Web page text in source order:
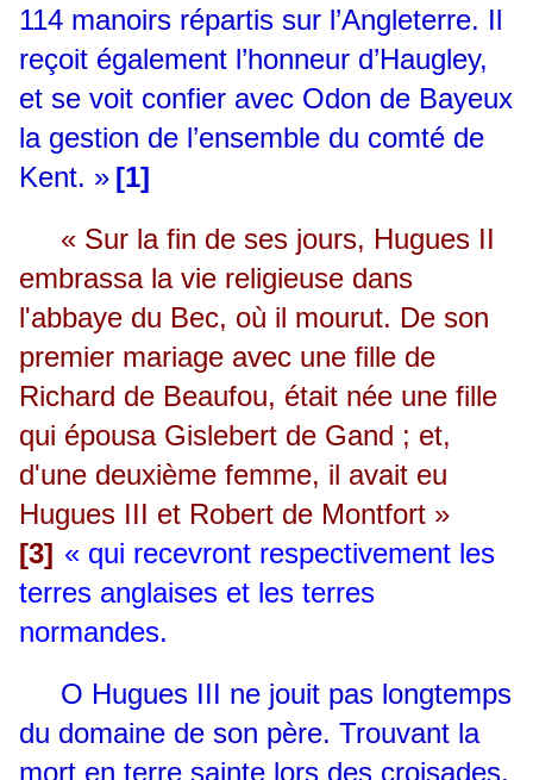
114 manoirs répartis sur l’Angleterre. Il
reçoit également l’honneur d’Haugley,
et se voit confier avec Odon de Bayeux
la gestion de l’ensemble du comté de
Kent. » [1]
« Sur la fin de ses jours, Hugues II
embrassa la vie religieuse dans
l'abbaye du Bec, où il mourut. De son
premier mariage avec une fille de
Richard de Beaufou, était née une fille
qui épousa Gislebert de Gand ; et,
d'une deuxième femme, il avait eu
Hugues III et Robert de Montfort »
[3] « qui recevront respectivement les
terres anglaises et les terres
normandes.
O Hugues III ne jouit pas longtemps
du domaine de son père. Trouvant la
mort en terre sainte lors des croisades,